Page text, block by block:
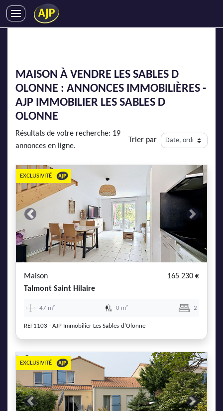
SYNDIC
LMNP
IMMOBILIER NEUF
LOCATIONS DE VACANCES
DEVENIR FRANCHISÉ
AJP Recrute
AJP Actualités
Service Qualité Clients
MAISON À VENDRE LES SABLES D
OLONNE : ANNONCES IMMOBILIÈRES -
AJP IMMOBILIER LES SABLES D
OLONNE
Résultats de votre recherche: 19
annonces en ligne.
Trier par
Previous Next
EXCLUSIVITÉ
Maison
165 230 €
Talmont Saint Hilaire
47 m² 0 m² 2
REF1103 - AJP Immobilier Les Sables-d'Olonne
Previous Next
EXCLUSIVITÉ